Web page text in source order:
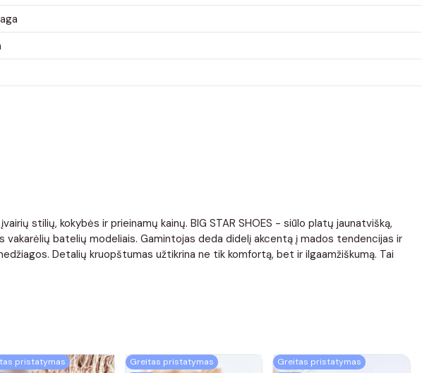
stilių, kokybės ir prieinamų kainų. BIG STAR SHOES - siūlo platų jaunatvišką,
batelių modeliais. Gamintojas deda didelį akcentą į mados tendencijas ir
Detalių kruopštumas užtikrina ne tik komfortą, bet ir ilgaamžiškumą. Tai
pristatymas
Greitas pristatymas
Greitas pristatymas